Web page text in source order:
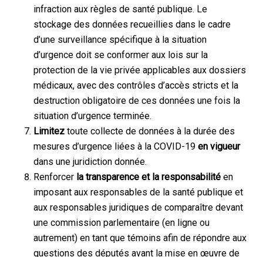
infraction aux règles de santé publique. Le
stockage des données recueillies dans le cadre
d’une surveillance spécifique à la situation
d’urgence doit se conformer aux lois sur la
protection de la vie privée applicables aux dossiers
médicaux, avec des contrôles d’accès stricts et la
destruction obligatoire de ces données une fois la
situation d’urgence terminée.
Limiteztoute collecte de données à la durée des
mesures d’urgence liées à la COVID-19 en vigueur
dans une juridiction donnée.
Renforcer la transparence et la responsabilitéen
imposant aux responsables de la santé publique et
aux responsables juridiques de comparaître devant
une commission parlementaire (en ligne ou
autrement) en tant que témoins afin de répondre aux
questions des députés avant la mise en œuvre de